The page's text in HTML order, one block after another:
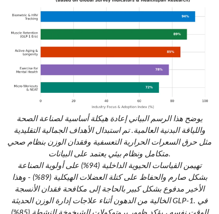
يوضح هذا الرسم البياني إعادة هيكلة أساسية لصناعة الصحة
واللياقة البدنية العالمية. تم استبدال الأهداف الجمالية التقليدية
مثل حرق السعرات الحرارية التعسفية وفقدان الوزن بنظام صحي
متكامل ونظام بيئي يعتمد على البيانات.
تهيمن القياسات الحيوية الداخلية (94%) على أولوية الصناعة
بشكل صارم والحفاظ على كتلة العضلات الهيكلية (89%) - وهذا
الأخير مدفوع بشكل كبير بالحاجة إلى مكافحة فقدان الأنسجة
الخالية من الدهون أثناء علاجات إدارة الوزن الحديثة GLP-1. في